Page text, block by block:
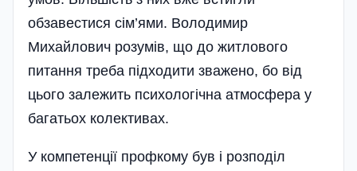
обзавестися сім’ями. Володимир
Михайлович розумів, що до житлового
питання треба підходити зважено, бо від
цього залежить психологічна атмосфера у
багатьох колективах.
У компетенції профкому був і розподіл